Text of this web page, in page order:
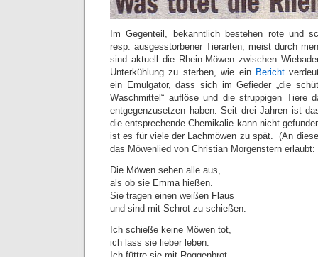
Im Gegenteil, bekanntlich bestehen rote und
resp. ausgesstorbener Tierarten, meist durch
sind aktuell die Rhein-Möwen zwischen
Unterkühlung zu sterben, wie ein Bericht
ein Emulgator, dass sich im Gefieder „die
Waschmittel“ auflöse und die struppigen Tiere
entgegenzusetzen haben. Seit drei Jahren ist
die entsprechende Chemikalie kann nicht
ist es für viele der Lachmöwen zu spät. (An
das Möwenlied von Christian Morgenstern erlaubt:
Die Möwen sehen alle aus,
als ob sie Emma hießen.
Sie tragen einen weißen Flaus
und sind mit Schrot zu schießen.
Ich schieße keine Möwen tot,
ich lass sie lieber leben.